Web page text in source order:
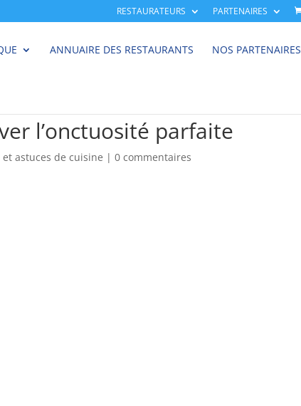
RESTAURATEURS PARTENAIRES
ANNUAIRE DES RESTAURANTS NOS PARTENAIRES
l’onctuosité parfaite
astuces de cuisine |0 commentaires